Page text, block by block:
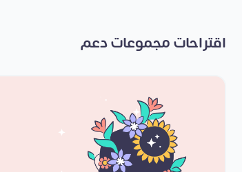
اقتراحات مجموعات دعم